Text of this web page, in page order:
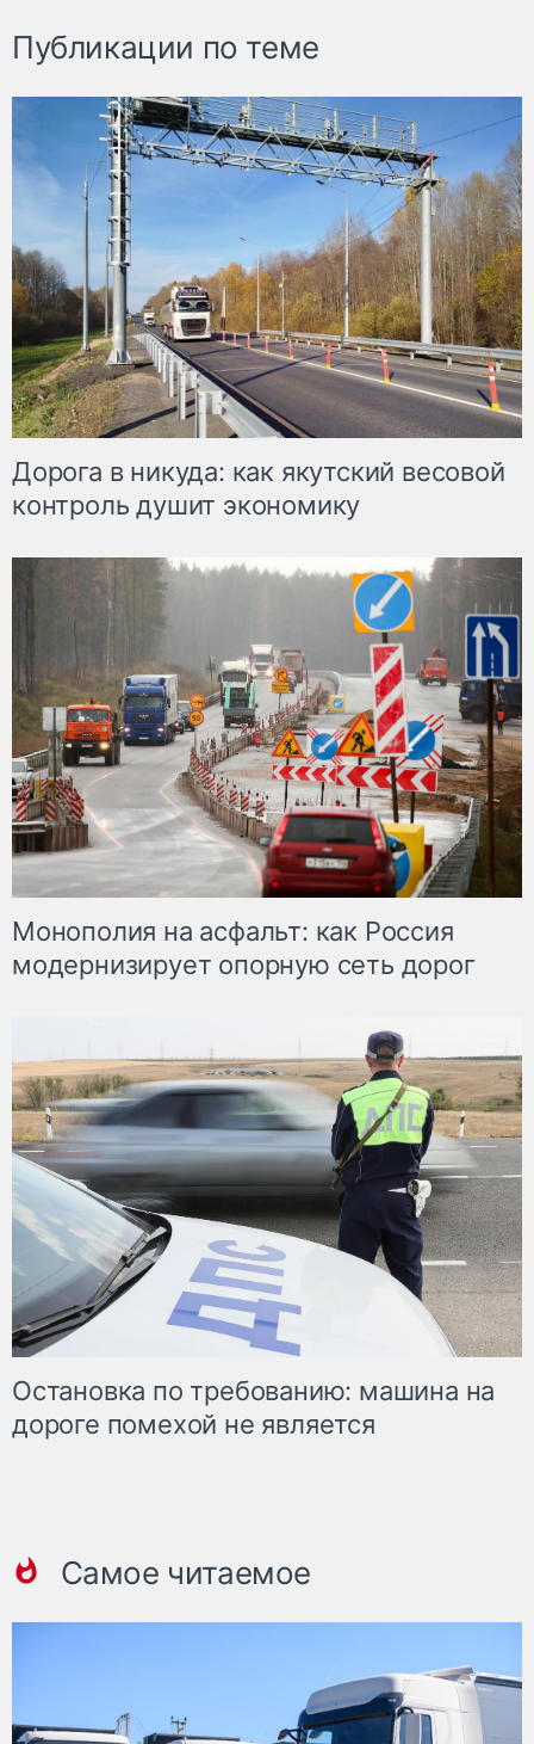
Публикации по теме
Дорога в никуда: как якутский весовой
контроль душит экономику
Монополия на асфальт: как Россия
модернизирует опорную сеть дорог
Остановка по требованию: машина на
дороге помехой не является
Самое читаемое